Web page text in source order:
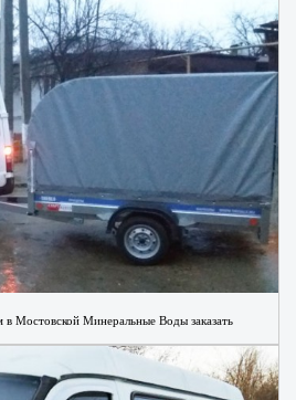
Мостовской Минеральные Воды заказать